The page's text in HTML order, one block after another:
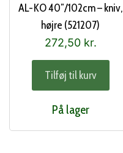
AL-KO 40″/102cm – kniv,
højre (521207)
272,50 kr.
Tilføj til kurv
På lager